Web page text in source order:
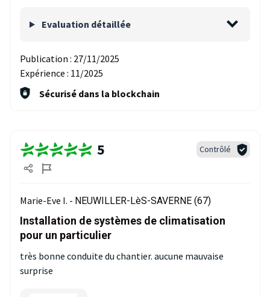
Evaluation détaillée
Publication : 27/11/2025
Expérience : 11/2025
Sécurisé dans la blockchain
5 Contrôlé
Marie-Eve I. - NEUWILLER-LèS-SAVERNE (67)
Installation de systèmes de climatisation
pour un particulier
très bonne conduite du chantier. aucune mauvaise
surprise